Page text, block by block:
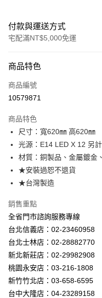
付款與運送方式
宅配滿NT$5,000免運
信用卡一次付款
LINE Pay
街口支付
悠遊付
Google Pay
全盈+PAY
AFTEE先享後付
相關說明
【關於「AFTEE先享後付」】
AFTEE先享後付是「在收到商品
便利好安心！
１．簡單：不需註冊會員、不需
２．便利：只要手機號碼，簡訊
【「AFTEE先享後付」結帳流程】
新竹貨運宅配
每筆NT$180，滿NT$5,000(
商品特色
商品編號
10579871
商品特色
尺寸：寬620㎜ 高620㎜
光源：E14 LED X 12 另計
材質：銅製品、金屬鍍金
★安裝過恕不退貨
★台灣製造
銷售重點
全省門市諮詢服務專線
台北信義店：02-23460958
台北士林店：02-28882770
新北新莊店：02-29982908
桃園永安店：03-216-1808
新竹竹北店：03-658-6595
台中大隆店：04-23289158